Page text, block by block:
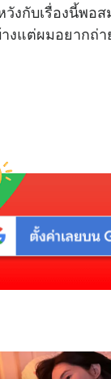
t
e
งกับเรื่องนี้พอ
งแต่ผมอยากถ่า